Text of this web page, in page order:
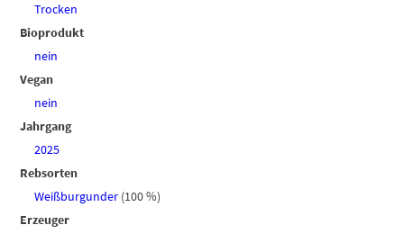
Trocken
Bioprodukt
nein
Vegan
nein
Jahrgang
2025
Rebsorten
Weißburgunder (100 %)
Erzeuger